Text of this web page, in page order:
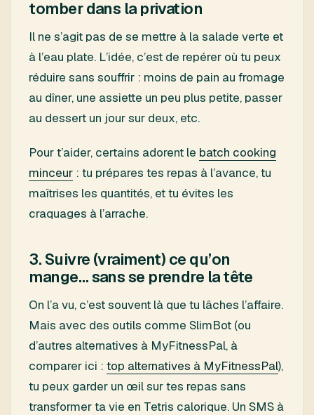
tomber dans la privation
Il ne s’agit pas de se mettre à la salade verte et
à l’eau plate. L’idée, c’est de repérer où tu peux
réduire sans souffrir : moins de pain au fromage
au dîner, une assiette un peu plus petite, passer
au dessert un jour sur deux, etc.
Pour t’aider, certains adorent le batch cooking
minceur : tu prépares tes repas à l’avance, tu
maîtrises les quantités, et tu évites les
craquages à l’arrache.
3. Suivre (vraiment) ce qu’on
mange… sans se prendre la tête
On l’a vu, c’est souvent là que tu lâches l’affaire.
Mais avec des outils comme SlimBot (ou
d’autres alternatives à MyFitnessPal, à
comparer ici :top alternatives à MyFitnessPal),
tu peux garder un œil sur tes repas sans
transformer ta vie en Tetris calorique. Un SMS à